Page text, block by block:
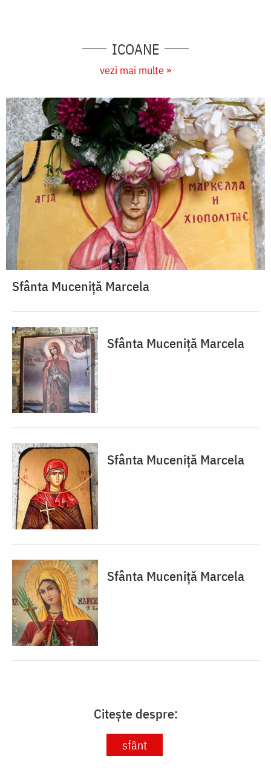
ICOANE
vezi mai multe »
Sfânta Muceniță Marcela
Sfânta Muceniță Marcela
Sfânta Muceniță Marcela
Sfânta Muceniță Marcela
Citește despre:
sfânt